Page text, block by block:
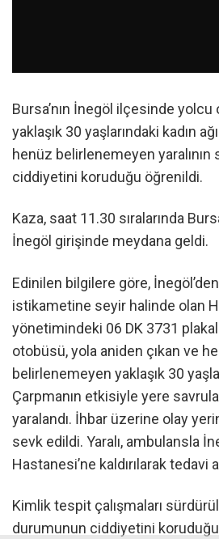
Bursa’nın İnegöl ilçesinde yolcu
yaklaşık 30 yaşlarındaki kadın
henüz belirlenemeyen yaralının
ciddiyetini koruduğu öğrenildi.
Kaza, saat 11.30 sıralarında
İnegöl girişinde meydana geldi.
Edinilen bilgilere göre,
istikametine seyir halinde olan
yönetimindeki 06 DK 3731
otobüsü, yola aniden çıkan ve
belirlenemeyen yaklaşık 30
Çarpmanın etkisiyle yere
yaralandı. İhbar üzerine olay
sevk edildi. Yaralı, ambulansla
Hastanesi’ne kaldırılarak tedavi
Kimlik tespit çalışmaları
durumunun ciddiyetini